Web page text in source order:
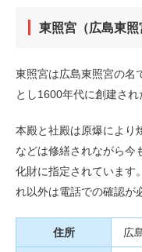
東照宮（広島東照
東照宮は広島東照宮の名
とし1600年代に創建され
本殿と社殿は原爆により
などは修繕されながら今
化財に指定されています
れ以外は電話での確認が
住所 広